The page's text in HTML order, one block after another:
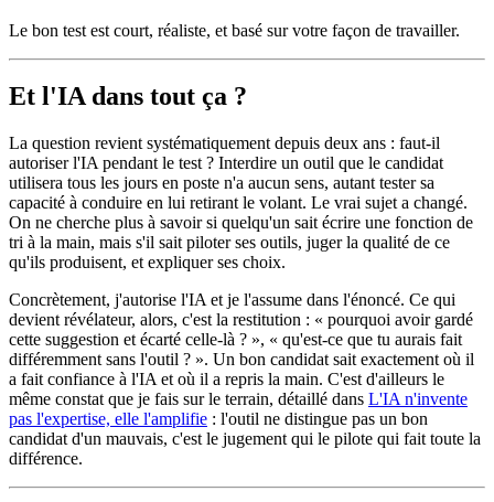
Le bon test est court, réaliste, et basé sur votre façon de travailler.
Et l'IA dans tout ça ?
La question revient systématiquement depuis deux ans : faut-il
autoriser l'IA pendant le test ? Interdire un outil que le candidat
utilisera tous les jours en poste n'a aucun sens, autant tester sa
capacité à conduire en lui retirant le volant. Le vrai sujet a changé.
On ne cherche plus à savoir si quelqu'un sait écrire une fonction de
tri à la main, mais s'il sait piloter ses outils, juger la qualité de ce
qu'ils produisent, et expliquer ses choix.
Concrètement, j'autorise l'IA et je l'assume dans l'énoncé. Ce qui
devient révélateur, alors, c'est la restitution : « pourquoi avoir gardé
cette suggestion et écarté celle-là ? », « qu'est-ce que tu aurais fait
différemment sans l'outil ? ». Un bon candidat sait exactement où il
a fait confiance à l'IA et où il a repris la main. C'est d'ailleurs le
même constat que je fais sur le terrain, détaillé dans L'IA n'invente
pas l'expertise, elle l'amplifie : l'outil ne distingue pas un bon
candidat d'un mauvais, c'est le jugement qui le pilote qui fait toute la
différence.